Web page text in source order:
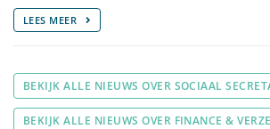
LEES MEER
BEKIJK ALLE NIEUWS OVER SOCIAAL
BEKIJK ALLE NIEUWS OVER FINANCE &